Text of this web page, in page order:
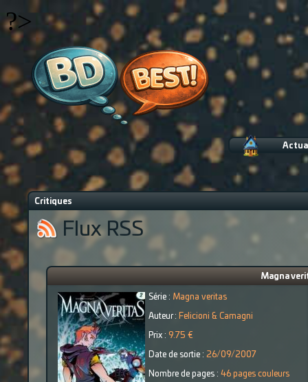
?>
Critiques
Flux RSS
Magna
Série : Magna veritas
Auteur : Felicioni & Camagni
Prix : 9.75 €
Date de sortie : 26/09/2007
Nombre de pages : 46 pages couleurs